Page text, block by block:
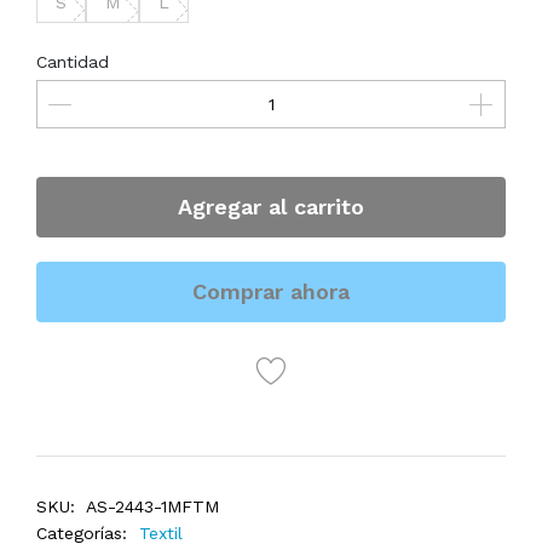
Cantidad
Agregar al carrito
Comprar ahora
SKU:
AS-2443-1MFTM
Categorías:
Textil